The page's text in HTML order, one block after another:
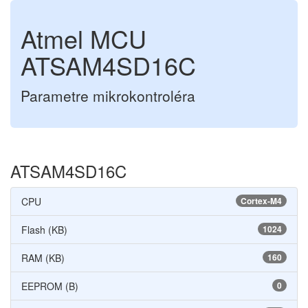
Atmel MCU
ATSAM4SD16C
Parametre mikrokontroléra
ATSAM4SD16C
Cortex-M4
CPU
1024
Flash (KB)
160
RAM (KB)
0
EEPROM (B)